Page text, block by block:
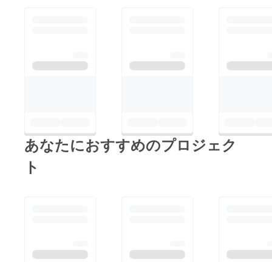
あなたにおすすめのプロジェク
ト